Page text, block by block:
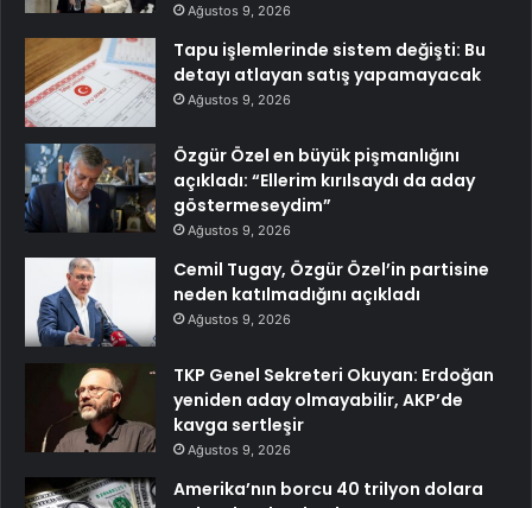
Ağustos 9, 2026
Tapu işlemlerinde sistem değişti: Bu
detayı atlayan satış yapamayacak
Ağustos 9, 2026
Özgür Özel en büyük pişmanlığını
açıkladı: “Ellerim kırılsaydı da aday
göstermeseydim”
Ağustos 9, 2026
Cemil Tugay, Özgür Özel’in partisine
neden katılmadığını açıkladı
Ağustos 9, 2026
TKP Genel Sekreteri Okuyan: Erdoğan
yeniden aday olmayabilir, AKP’de
kavga sertleşir
Ağustos 9, 2026
Amerika’nın borcu 40 trilyon dolara